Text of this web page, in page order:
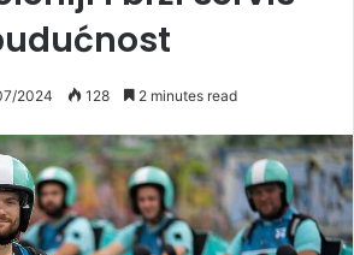
2024 128 2 minutes read